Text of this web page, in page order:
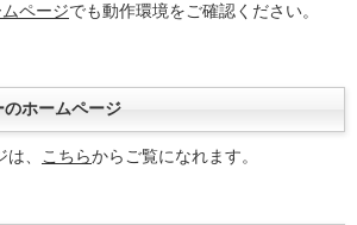
ページでも動作環境をご確認ください。
ホームページ
、 こちらからご覧になれます。